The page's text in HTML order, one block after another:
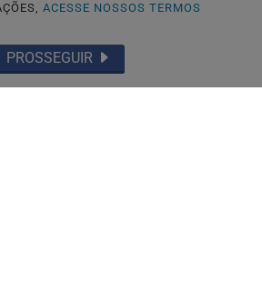
ACESSE NOSSOS TERMOS
PROSSEGUIR